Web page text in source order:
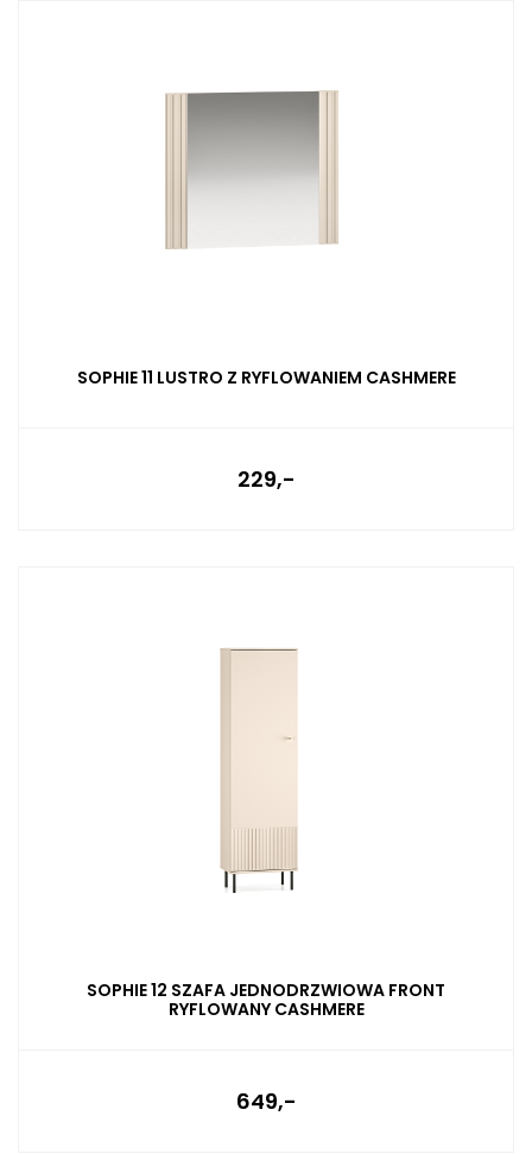
SOPHIE 11 LUSTRO Z RYFLOWANIEM CASHMERE
229,-
SOPHIE 12 SZAFA JEDNODRZWIOWA FRONT
RYFLOWANY CASHMERE
649,-